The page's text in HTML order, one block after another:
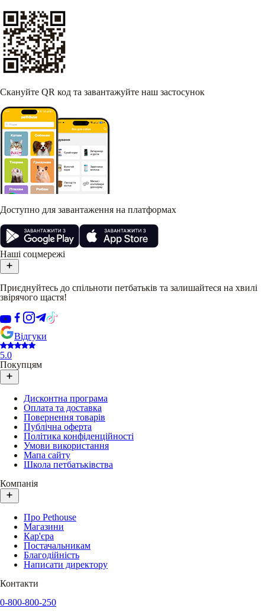
Скануйте QR код та завантажуйте наш застосунок
Доступно для завантаження на платформах
Наші соцмережі
Приєднуйтесь до спільноти петбатьків та залишайтеся на хвилі
звірячого щастя!
Відгуки
5.0
Покупцям
Дисконтна програма
Оплата та доставка
Повернення товарів
Публічна оферта
Політика конфіденційності
Умови використання
Мапа сайту
Школа петбатьківства
Компанія
Про Pethouse
Магазини
Кар'єра
Постачальникам
Благодійність
Написати директору
Контакти
0-800-800-250